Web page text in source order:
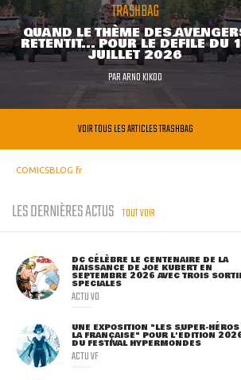
TRASHBAG
QUAND LE THÈME DES
RETENTIT... POUR LE DÉFILÉ DU
JUILLET 2026
PARARNO KIKOO
VOIR TOUS LES ARTICLES TRASHBAG
COMICSBLOG.fr
LES DERNIÈRES ACTUS TOUT VOIR
DC CÉLÈBRE LE CENTENAIRE DE LA
NAISSANCE DE JOE KUBERT EN
SEPTEMBRE 2026 AVEC TROIS
SPÉCIALES
ACTU VO
UNE EXPOSITION "LES SUPER-HÉROS
LA FRANÇAISE" POUR L'ÉDITION
DU FESTIVAL HYPERMONDES
ACTU VF